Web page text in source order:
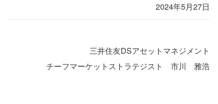
2024年5月27日
三井住友DSアセットマネジメント
チーフマーケットストラテジスト 市川 雅浩